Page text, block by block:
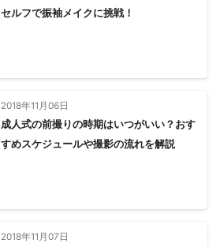
セルフで振袖メイクに挑戦！
2018年11月06日
成人式の前撮りの時期はいつがいい？おす
すめスケジュールや撮影の流れを解説
2018年11月07日